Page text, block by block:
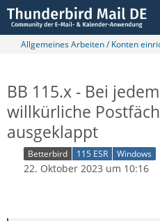
Allgemeines Arbeiten / Konten
BB 115.x - Bei
willkürliche
ausgeklappt
Betterbird 115 ESR Windows
22. Oktober 2023 um 10:16